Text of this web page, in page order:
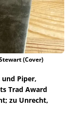
(Cover)
Piper,
Trad Award
zu Unrecht,